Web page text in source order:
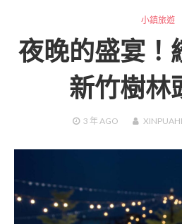
小鎮旅遊
夜晚的盛宴！
新竹樹林
3 年AGO